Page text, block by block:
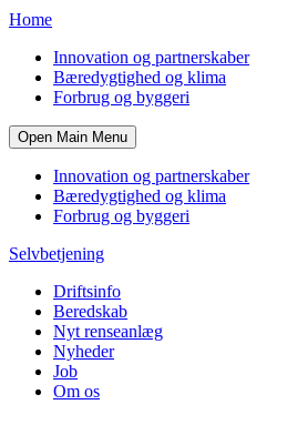
Home
Innovation og partnerskaber
Bæredygtighed og klima
Forbrug og byggeri
Open Main Menu
Innovation og partnerskaber
Bæredygtighed og klima
Forbrug og byggeri
Selvbetjening
Driftsinfo
Beredskab
Nyt renseanlæg
Nyheder
Job
Om os